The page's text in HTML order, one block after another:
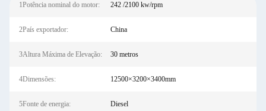
1Potência nominal do motor: 242 /2100 kw/rpm
2País exportador: China
3Altura Máxima de Elevação: 30 metros
4Dimensões: 12500×3200×3400mm
5Fonte de energia: Diesel